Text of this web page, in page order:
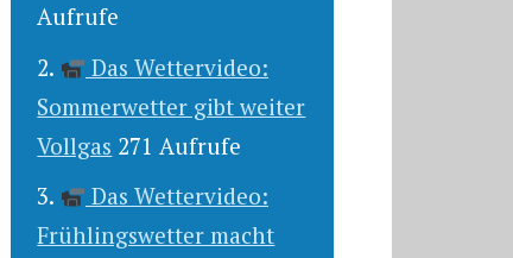
Aufrufe
Das Wettervideo:
Sommerwetter gibt weiter
Vollgas 271 Aufrufe
Das Wettervideo:
Frühlingswetter macht